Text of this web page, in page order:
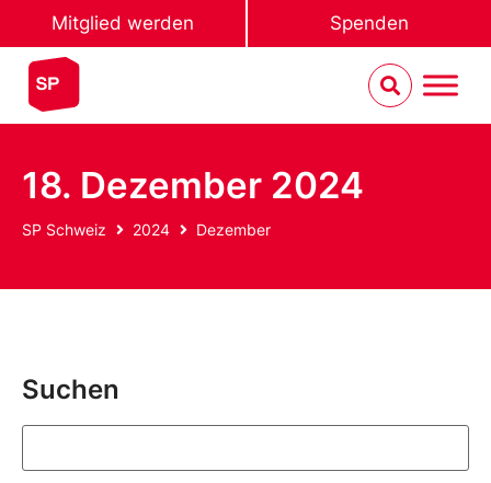
Mitglied werden Spenden
18. Dezember 2024
SP Schweiz 2024 Dezember
Suchen